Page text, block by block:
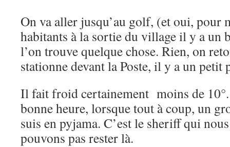
On va aller jusqu’au golf, (et oui, pour
habitants à la sortie du village il y a un
l’on trouve quelque chose. Rien, on
stationne devant la Poste, il y a un petit
Il fait froid certainement moins de 10°.
bonne heure, lorsque tout à coup, un
suis en pyjama. C’est le sheriff qui
pouvons pas rester là.